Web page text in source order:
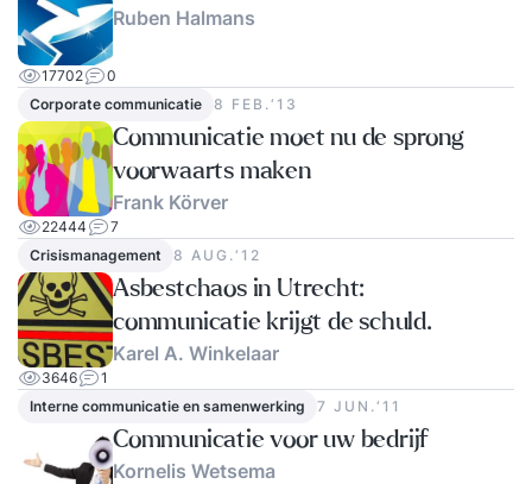
Ruben Halmans
17702
0
Corporate communicatie
8 FEB.‘13
Communicatie moet nu de sprong
voorwaarts maken
Frank Körver
22444
7
Crisismanagement
8 AUG.‘12
Asbestchaos in Utrecht:
communicatie krijgt de schuld.
Karel A. Winkelaar
3646
1
Interne communicatie en samenwerking
7 JUN.‘11
Communicatie voor uw bedrijf
Kornelis Wetsema